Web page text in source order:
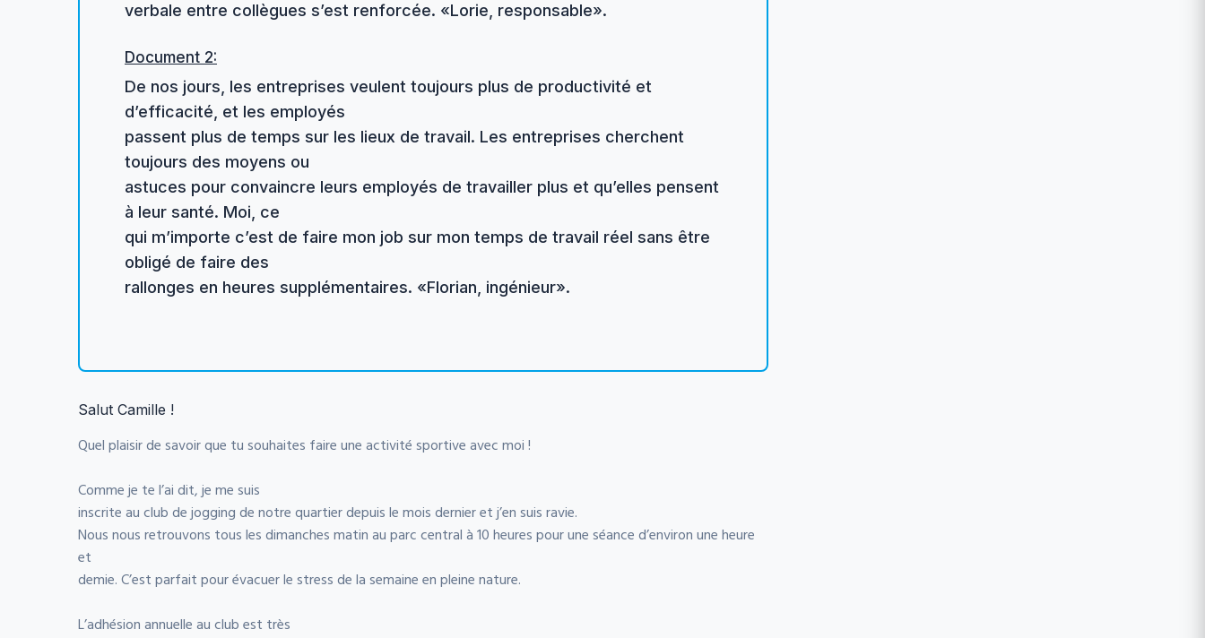
verbale entre collègues s’est renforcée. «Lorie, responsable».
Document 2:
De nos jours, les entreprises veulent toujours plus de productivité et
d’efficacité, et les employés
passent plus de temps sur les lieux de travail. Les entreprises cherchent
toujours des moyens ou
astuces pour convaincre leurs employés de travailler plus et qu’elles pensent
à leur santé. Moi, ce
qui m’importe c’est de faire mon job sur mon temps de travail réel sans être
obligé de faire des
rallonges en heures supplémentaires. «Florian, ingénieur».
Salut Camille !
Quel plaisir de savoir que tu souhaites faire une activité sportive avec moi !
Comme je te l’ai dit, je me suis
inscrite au club de jogging de notre quartier depuis le mois dernier et j’en suis ravie.
Nous nous retrouvons tous les dimanches matin au parc central à 10 heures pour une séance d’environ une heure
et
demie. C’est parfait pour évacuer le stress de la semaine en pleine nature.
L’adhésion annuelle au club est très